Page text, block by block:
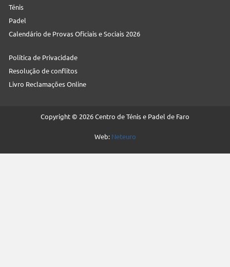
Ténis
Padel
Calendário de Provas Oficiais e Sociais 2026
Política de Privacidade
Resolução de conflitos
Livro Reclamações Online
Copyright © 2026 Centro de Ténis e Padel de Faro
Web: Neteuro